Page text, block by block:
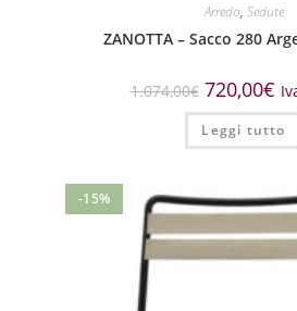
Arredo, Sedute
ZANOTTA – Sacco 280
1.074,00€ 720,00€
Leggi tutto
-15%